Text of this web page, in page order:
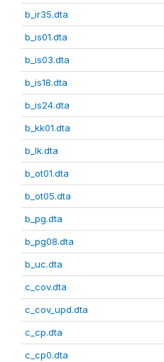
b_ir35.dta
b_is01.dta
b_is03.dta
b_is18.dta
b_is24.dta
b_kk01.dta
b_lk.dta
b_ot01.dta
b_ot05.dta
b_pg.dta
b_pg08.dta
b_uc.dta
c_cov.dta
c_cov_upd.dta
c_cp.dta
c_cp0.dta